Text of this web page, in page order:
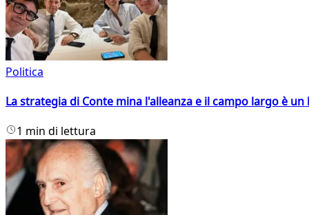
Politica
La strategia di Conte mina l'alleanza e il campo largo è
1 min di lettura